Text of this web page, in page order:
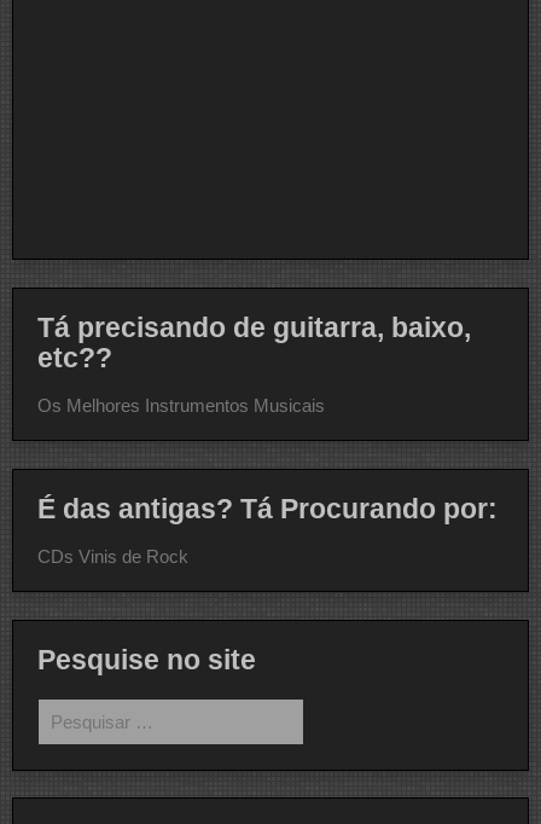
Tá precisando de guitarra, baixo,
etc??
Os Melhores Instrumentos Musicais
É das antigas? Tá Procurando por:
CDs Vinis de Rock
Pesquise no site
por: